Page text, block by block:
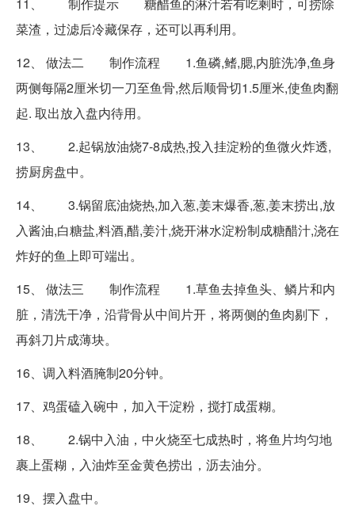
11、 制作提示 糖醋鱼的淋汁若有吃剩时，可捞除
菜渣，过滤后冷藏保存，还可以再利用。
12、 做法二 制作流程 1.鱼磷,鳍,腮,内脏洗净,鱼身
两侧每隔2厘米切一刀至鱼骨,然后顺骨切1.5厘米,使鱼肉翻
起. 取出放入盘内待用。
13、 2.起锅放油烧7-8成热,投入挂淀粉的鱼微火炸透,
捞厨房盘中。
14、 3.锅留底油烧热,加入葱,姜末爆香,葱,姜末捞出,放
入酱油,白糖盐,料酒,醋,姜汁,烧开淋水淀粉制成糖醋汁,浇在
炸好的鱼上即可端出。
15、 做法三 制作流程 1.草鱼去掉鱼头、鳞片和内
脏，清洗干净，沿背骨从中间片开，将两侧的鱼肉剔下，
再斜刀片成薄块。
16、调入料酒腌制20分钟。
17、鸡蛋磕入碗中，加入干淀粉，搅打成蛋糊。
18、 2.锅中入油，中火烧至七成热时，将鱼片均匀地
裹上蛋糊，入油炸至金黄色捞出，沥去油分。
19、摆入盘中。